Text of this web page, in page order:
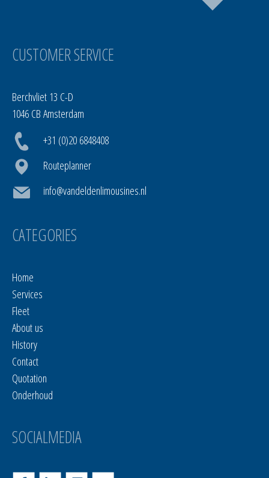
CUSTOMER SERVICE
Berchvliet 13 C-D
1046 CB Amsterdam
+31 (0)20 6848408
Routeplanner
info@vandeldenlimousines.nl
CATEGORIES
Home
Services
Fleet
About us
History
Contact
Quotation
Onderhoud
SOCIALMEDIA